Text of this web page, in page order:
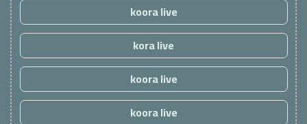
koora live
kora live
koora live
koora live